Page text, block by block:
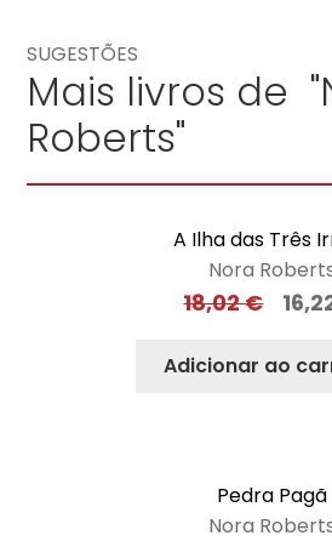
SUGESTÕES
Mais livros de
Roberts"
A Ilha das Três
Nora
18,02€
Adicionar ao
Pedra Pagã
Nora